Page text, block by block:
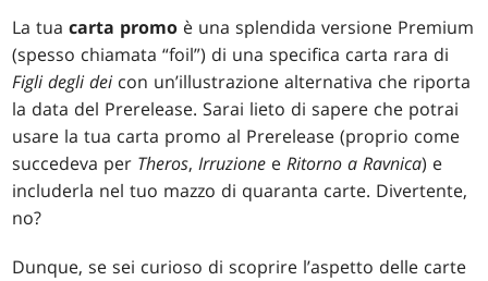
La tuacarta promo è una splendida versione Premium
(spesso chiamata “foil”) di una specifica carta rara di
Figli degli dei con un’illustrazione alternativa che riporta
la data del Prerelease. Sarai lieto di sapere che potrai
usare la tua carta promo al Prerelease (proprio come
succedeva per Theros,Irruzione eRitorno a Ravnica) e
includerla nel tuo mazzo di quaranta carte. Divertente,
no?
Dunque, se sei curioso di scoprire l’aspetto delle carte